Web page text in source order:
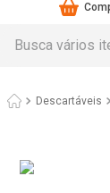
Descartáveis